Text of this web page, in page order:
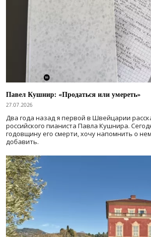
Павел Кушнир: «Продаться или умереть»
27.07.2026
Два года назад я первой в Швейцарии
российского пианиста Павла Кушнира.
годовщину его смерти, хочу напомнить о
добавить.